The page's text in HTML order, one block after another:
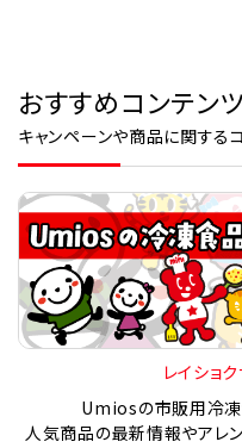
おすすめコンテンツ
キャンペーンや商品に関する
レイショ
Umiosの市販用冷凍
人気商品の最新情報やアレ